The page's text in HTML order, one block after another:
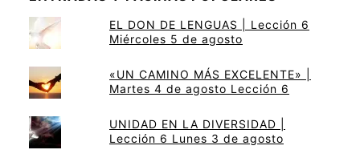
EL DON DE LENGUAS | Lección 6
Miércoles 5 de agosto
«UN CAMINO MÁS EXCELENTE» |
Martes 4 de agosto Lección 6
UNIDAD EN LA DIVERSIDAD |
Lección 6 Lunes 3 de agosto